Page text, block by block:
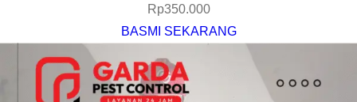
Rp350.000
BASMI SEKARANG